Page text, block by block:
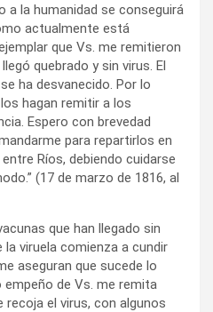
la humanidad se conseguirá
actualmente está
que Vs. me remitieron
quebrado y sin virus. El
ha desvanecido. Por lo
hagan remitir a los
Espero con brevedad
para repartirlos en
Ríos, debiendo cuidarse
(17 de marzo de 1816, al
que han llegado sin
viruela comienza a cundir
aseguran que sucede lo
de Vs. me remita
recoja el virus, con algunos